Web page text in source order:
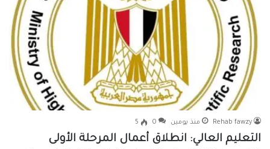
Rehab fawzy منذ يومين 0
5
التعليم العالي: انطلاق أعمال المرحلة الأولى